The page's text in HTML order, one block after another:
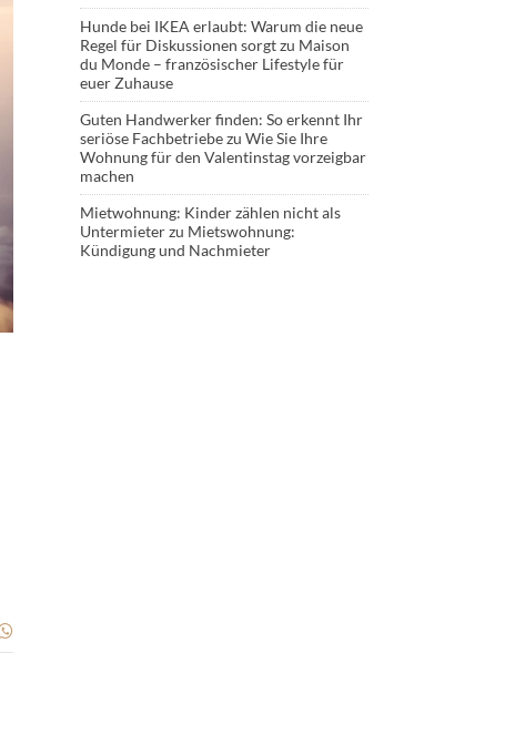
Hunde bei IKEA erlaubt: Warum die neue
Regel für Diskussionen sorgtzu Maison
du Monde – französischer Lifestyle für
euer Zuhause
Guten Handwerker finden: So erkennt Ihr
seriöse Fachbetriebezu Wie Sie Ihre
Wohnung für den Valentinstag vorzeigbar
machen
Mietwohnung: Kinder zählen nicht als
Untermieterzu Mietswohnung:
Kündigung und Nachmieter